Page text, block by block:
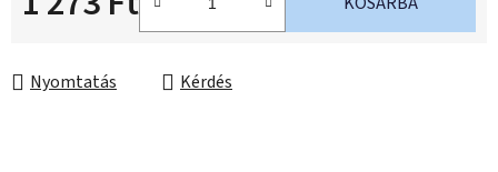
Nyomtatás Kérdés